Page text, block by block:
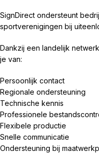
SignDirect ondersteunt
sportverenigingen bij
Dankzij een landelijk
je van:
Persoonlijk contact
Regionale ondersteuning
Technische kennis
Professionele
Flexibele productie
Snelle communicatie
Ondersteuning bij